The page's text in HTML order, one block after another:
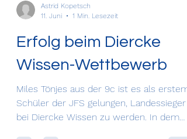
Astrid Kopetsch
11. Juni
1 Min. Lesezeit
Erfolg beim Diercke
Wissen-Wettbewerb